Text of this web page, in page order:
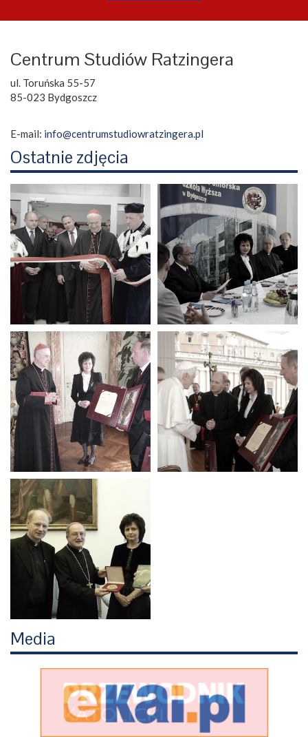
Centrum Studiów Ratzingera
ul. Toruńska 55-57
85-023 Bydgoszcz
E-mail: info@centrumstudiowratzingera.pl
Ostatnie zdjęcia
Media